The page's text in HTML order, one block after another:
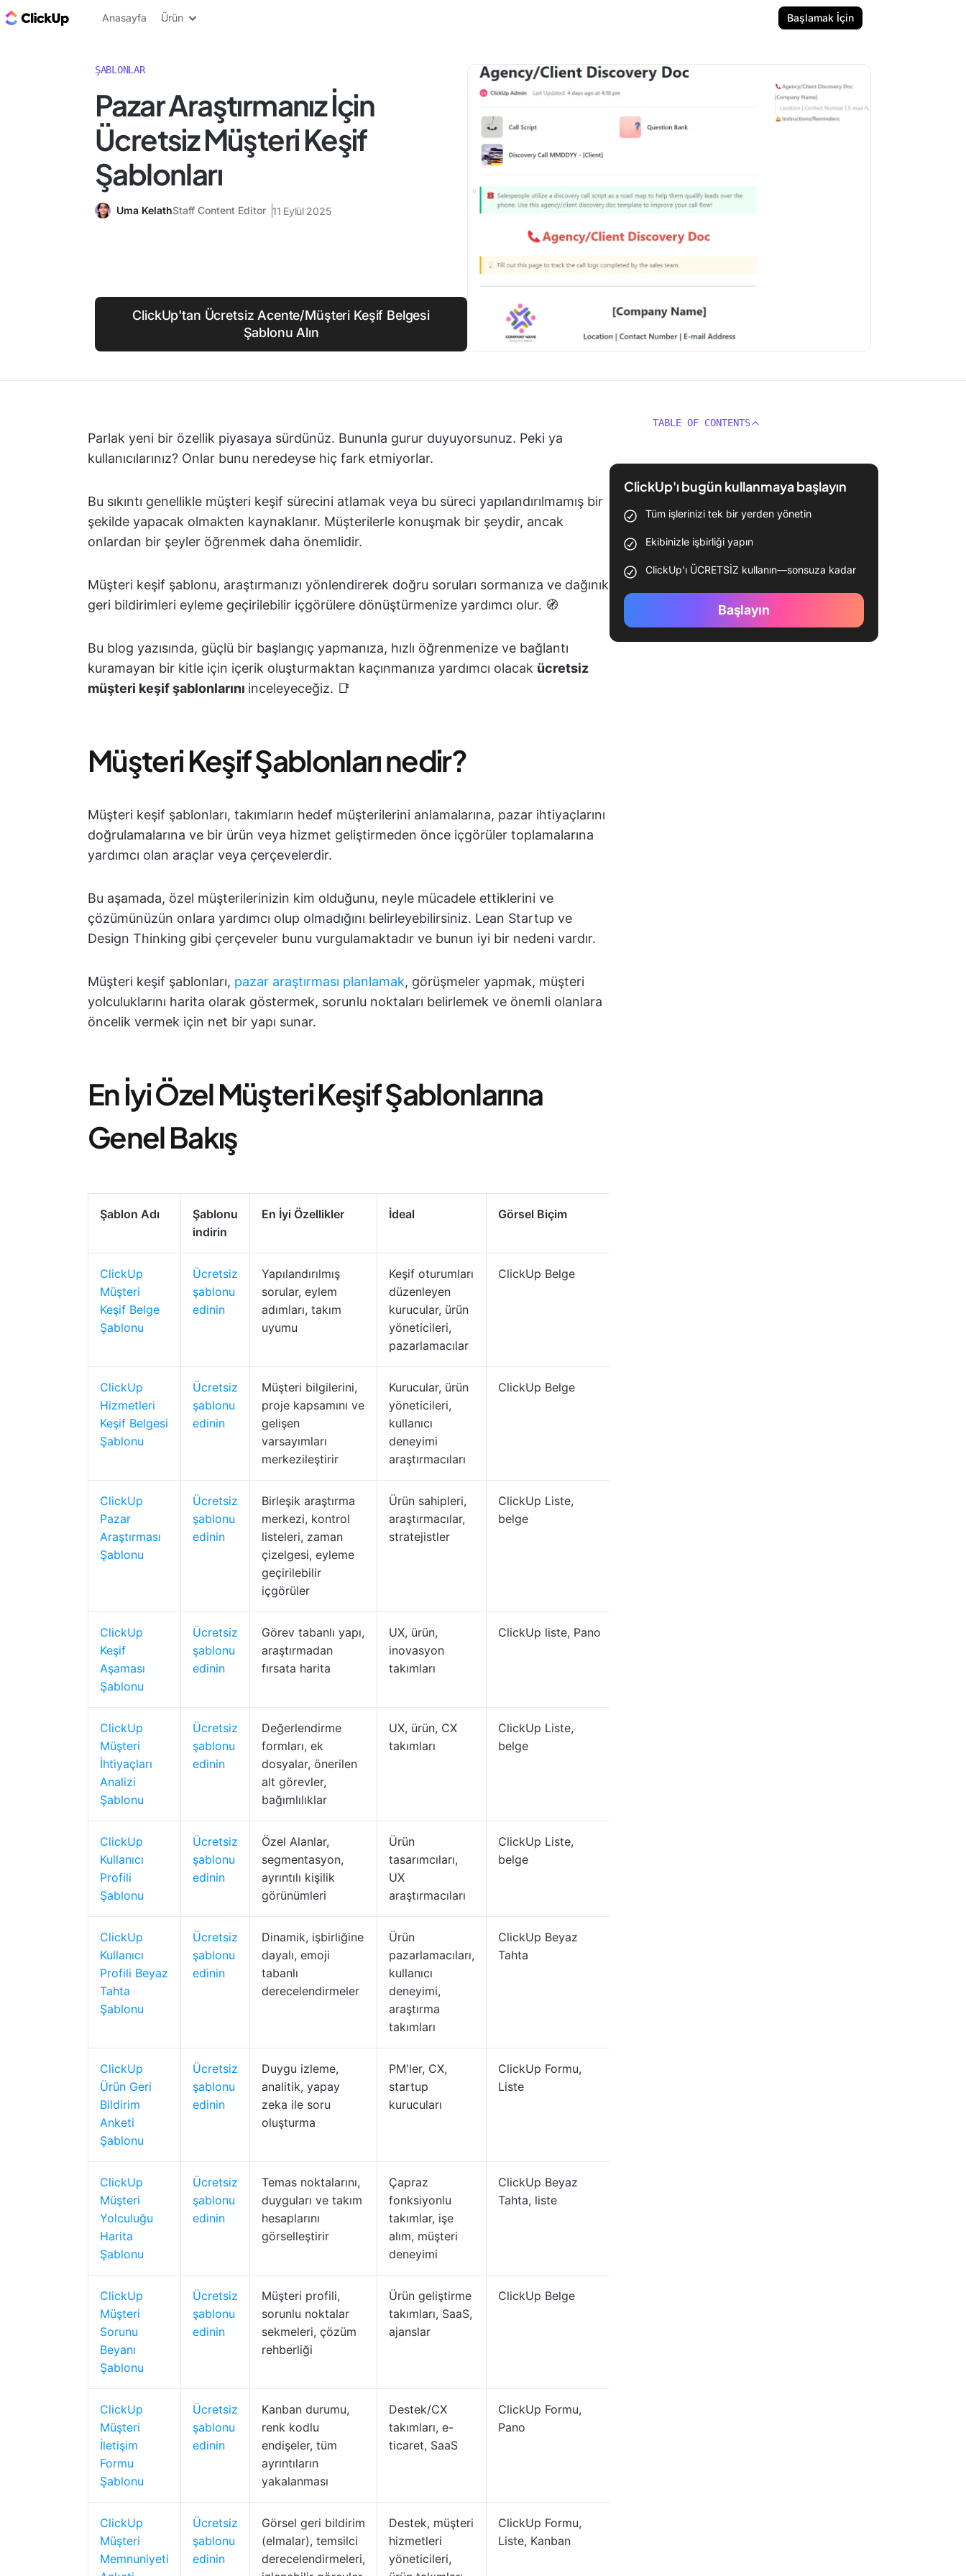
ClickUp Blog
Anasayfa Ürün Başlamak İçin
ŞABLONLAR
Pazar Araştırmanız İçin
Ücretsiz Müşteri Keşif
Şablonları
Uma KelathStaff Content Editor 11 Eylül 2025
ClickUp'tan Ücretsiz Acente/Müşteri Keşif Belgesi
Şablonu Alın
Parlak yeni bir özellik piyasaya sürdünüz. Bununla gurur duyuyorsunuz. Peki ya
kullanıcılarınız? Onlar bunu neredeyse hiç fark etmiyorlar.
Bu sıkıntı genellikle müşteri keşif sürecini atlamak veya bu süreci yapılandırılmamış bir
şekilde yapacak olmakten kaynaklanır. Müşterilerle konuşmak bir şeydir, ancak
onlardan bir şeyler öğrenmek daha önemlidir.
Müşteri keşif şablonu, araştırmanızı yönlendirerek doğru soruları sormanıza ve dağınık
geri bildirimleri eyleme geçirilebilir içgörülere dönüştürmenize yardımcı olur. 🧭
Bu blog yazısında, güçlü bir başlangıç yapmanıza, hızlı öğrenmenize ve bağlantı
kuramayan bir kitle için içerik oluşturmaktan kaçınmanıza yardımcı olacak ücretsiz
müşteri keşif şablonlarını inceleyeceğiz. 📑
Müşteri Keşif Şablonları nedir?
Müşteri keşif şablonları, takımların hedef müşterilerini anlamalarına, pazar ihtiyaçlarını
doğrulamalarına ve bir ürün veya hizmet geliştirmeden önce içgörüler toplamalarına
yardımcı olan araçlar veya çerçevelerdir.
Bu aşamada, özel müşterilerinizin kim olduğunu, neyle mücadele ettiklerini ve
çözümünüzün onlara yardımcı olup olmadığını belirleyebilirsiniz. Lean Startup ve
Design Thinking gibi çerçeveler bunu vurgulamaktadır ve bunun iyi bir nedeni vardır.
Müşteri keşif şablonları, pazar araştırması planlamak, görüşmeler yapmak, müşteri
yolculuklarını harita olarak göstermek, sorunlu noktaları belirlemek ve önemli olanlara
öncelik vermek için net bir yapı sunar.
En İyi Özel Müşteri Keşif Şablonlarına
Genel Bakış
Şablon Adı
Şablonu
indirin
En İyi Özellikler İdeal Görsel Biçim
ClickUp
Müşteri
Keşif Belge
Şablonu
Ücretsiz
şablonu
edinin
Yapılandırılmış
sorular, eylem
adımları, takım
uyumu
Keşif oturumları
düzenleyen
kurucular, ürün
yöneticileri,
pazarlamacılar
ClickUp Belge
ClickUp
Hizmetleri
Keşif Belgesi
Şablonu
Ücretsiz
şablonu
edinin
Müşteri bilgilerini,
proje kapsamını ve
gelişen
varsayımları
merkezileştirir
Kurucular, ürün
yöneticileri,
kullanıcı
deneyimi
araştırmacıları
ClickUp Belge
ClickUp
Pazar
Araştırması
Şablonu
Ücretsiz
şablonu
edinin
Birleşik araştırma
merkezi, kontrol
listeleri, zaman
çizelgesi, eyleme
geçirilebilir
içgörüler
Ürün sahipleri,
araştırmacılar,
stratejistler
ClickUp Liste,
belge
ClickUp
Keşif
Aşaması
Şablonu
Ücretsiz
şablonu
edinin
Görev tabanlı yapı,
araştırmadan
fırsata harita
UX, ürün,
inovasyon
takımları
ClickUp liste, Pano
ClickUp
Müşteri
İhtiyaçları
Analizi
Şablonu
Ücretsiz
şablonu
edinin
Değerlendirme
formları, ek
dosyalar, önerilen
alt görevler,
bağımlılıklar
UX, ürün, CX
takımları
ClickUp Liste,
belge
ClickUp
Kullanıcı
Profili
Şablonu
Ücretsiz
şablonu
edinin
Özel Alanlar,
segmentasyon,
ayrıntılı kişilik
görünümleri
Ürün
tasarımcıları,
UX
araştırmacıları
ClickUp Liste,
belge
ClickUp
Kullanıcı
Profili Beyaz
Tahta
Şablonu
Ücretsiz
şablonu
edinin
Dinamik, işbirliğine
dayalı, emoji
tabanlı
derecelendirmeler
Ürün
pazarlamacıları,
kullanıcı
deneyimi,
araştırma
takımları
ClickUp Beyaz
Tahta
ClickUp
Ürün Geri
Bildirim
Anketi
Şablonu
Ücretsiz
şablonu
edinin
Duygu izleme,
analitik, yapay
zeka ile soru
oluşturma
PM'ler, CX,
startup
kurucuları
ClickUp Formu,
Liste
ClickUp
Müşteri
Yolculuğu
Harita
Şablonu
Ücretsiz
şablonu
edinin
Temas noktalarını,
duyguları ve takım
hesaplarını
görselleştirir
Çapraz
fonksiyonlu
takımlar, işe
alım, müşteri
deneyimi
ClickUp Beyaz
Tahta, liste
ClickUp
Müşteri
Sorunu
Beyanı
Şablonu
Ücretsiz
şablonu
edinin
Müşteri profili,
sorunlu noktalar
sekmeleri, çözüm
rehberliği
Ürün geliştirme
takımları, SaaS,
ajanslar
ClickUp Belge
ClickUp
Müşteri
İletişim
Formu
Şablonu
Ücretsiz
şablonu
edinin
Kanban durumu,
renk kodlu
endişeler, tüm
ayrıntıların
yakalanması
Destek/CX
takımları, e-
ticaret, SaaS
ClickUp Formu,
Pano
ClickUp
Müşteri
Memnuniyeti
Ücretsiz
şablonu
edinin
Görsel geri bildirim
(elmalar), temsilci
derecelendirmeleri,
Destek, müşteri
hizmetleri
yöneticileri,
ClickUp Formu,
Liste, Kanban
TABLE OF CONTENTS
ClickUp'ı bugün kullanmaya başlayın
Tüm işlerinizi tek bir yerden yönetin
Ekibinizle işbirliği yapın
ClickUp'ı ÜCRETSİZ kullanın—sonsuza kadar
Başlayın